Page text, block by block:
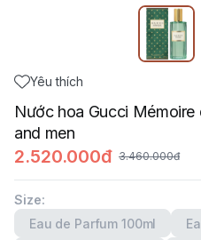
Yêu thích
Nước hoa Gucci Mémoire
and men
2.520.000đ 3.460.000đ
Size:
Eau de Parfum 100ml